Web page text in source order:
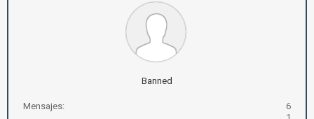
Banned
Mensajes:
6